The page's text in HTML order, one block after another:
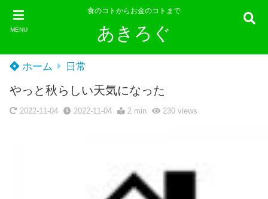
MENU
食のコトからお金のコトまで
あきろぐ
ホーム 日常
やっと秋らしい天気になった
2022-11-04 2022-11-04 2 min 230views